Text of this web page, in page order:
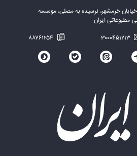
خیابان خرمشهر، نرسیده به مصلی، موسسه
مطبوعاتی ایران